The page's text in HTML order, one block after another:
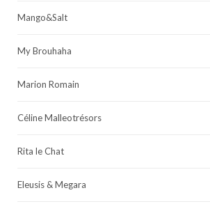
Mango&Salt
My Brouhaha
Marion Romain
Céline Malleotrésors
Rita le Chat
Eleusis & Megara